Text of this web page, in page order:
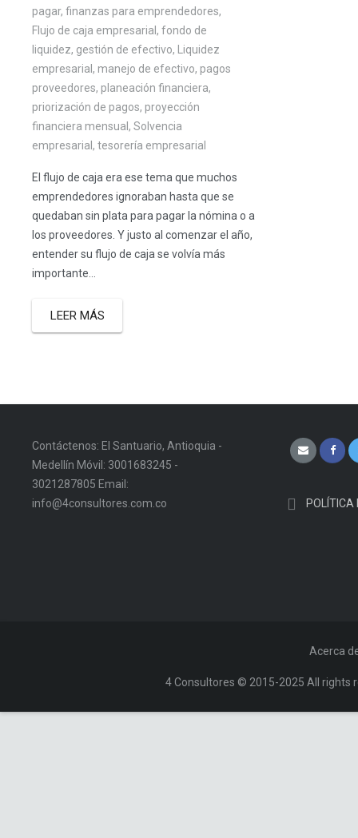
pagar, finanzas para emprendedores,
Flujo de caja empresarial , fondo de
liquidez, gestión de efectivo, Liquidez
empresarial , manejo de efectivo, pagos
proveedores, planeación financiera,
priorización de pagos, proyección
financiera mensual , Solvencia
empresarial , tesorería empresarial
El flujo de caja era ese tema que muchos
emprendedores ignoraban hasta que se
quedaban sin plata para pagar la nómina o a
los proveedores. Y justo al comenzar el año,
entender su flujo de caja se volvía más
importante...
LEER MÁS
Contáctenos: El Santuario, Antioquia -
Medellín Móvil: 3001683245 -
3021287805 Email:
info@4consultores.com.co
POLÍTICA
Acerca
4 Consultores © 2015-2025 All rights